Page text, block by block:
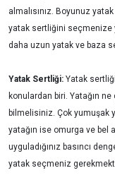
almalısınız. Boyunuz
yatak sertliğini seçmenize
daha uzun yatak ve baza
Yatak Sertliği: Yatak
konulardan biri. Yatağın
bilmelisiniz. Çok yumuşak
yatağın ise omurga ve bel
uyguladığınız basıncı
yatak seçmeniz